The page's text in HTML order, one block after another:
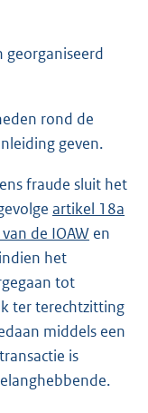
georganiseerd
rond de
geven.
fraude sluit het
artikel 18a
de IOAW en
het
tot
ter terechtzitting
middels een
is